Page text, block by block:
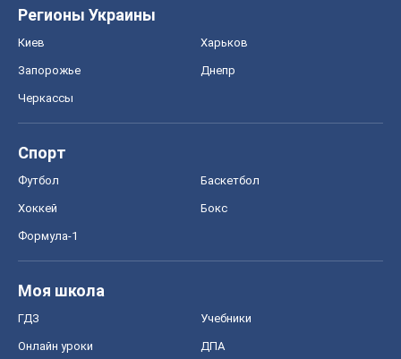
Регионы Украины
Киев Харьков
Запорожье Днепр
Черкассы
Спорт
Футбол Баскетбол
Хоккей Бокс
Формула-1
Моя школа
ГДЗ Учебники
Онлайн уроки ДПА